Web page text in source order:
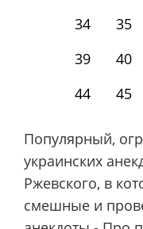
34
35
39
40
44
45
Популярный,
украинских
Ржевского, в
смешные и